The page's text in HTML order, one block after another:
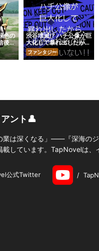
色の
後、
渋谷壊滅⁉ ハチ公像が巨
大化して暴れ出したか
ら、止められるのはキミ
しかいない!!
ファンタジー
ント👤
業は深くなる」――『深海の
載しています。TapNovelは、
公式Twitter /